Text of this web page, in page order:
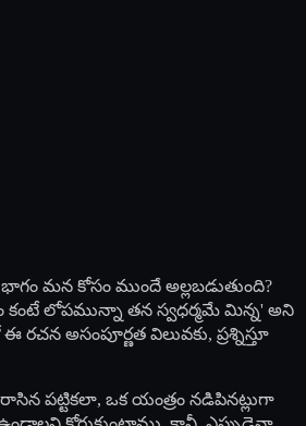
మన కోసం ముందే అల్లబడుతుంది?
కంటే లోపమున్నా తన స్వధర్మమే మిన్న' అని
అసంపూర్ణత విలువకు, ప్రశ్నిస్తూ
పట్టికలా, ఒక యంత్రం నడిపినట్లుగా